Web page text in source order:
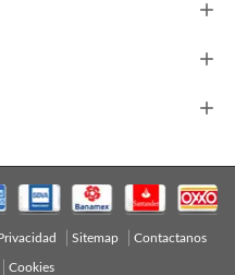
Sitemap Contactanos
Cookies